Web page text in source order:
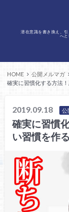
潜在意識を書き換え、
へ
HOME
公開メルマガ
確実に習慣化する方法
2019.09.18 公
確実に習慣
い習慣を作